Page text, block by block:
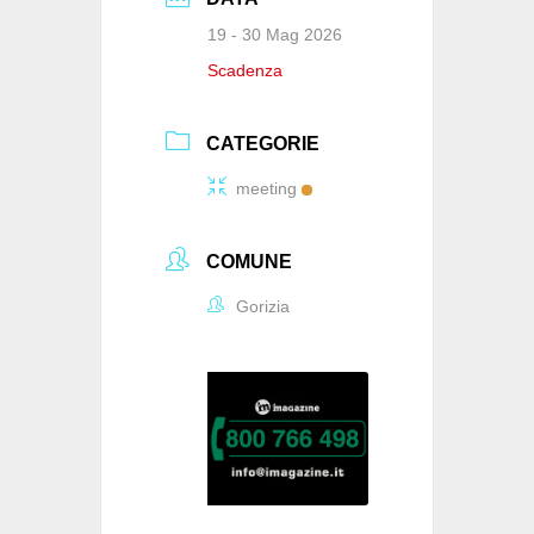
19 - 30 Mag 2026
Scadenza
CATEGORIE
meeting
COMUNE
Gorizia